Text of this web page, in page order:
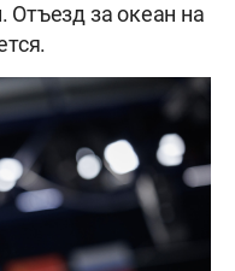
Отъезд за океан на